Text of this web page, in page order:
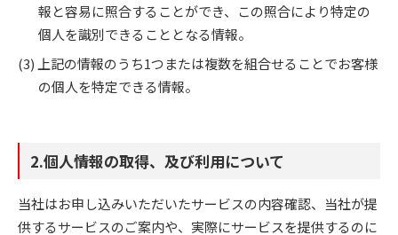
報と容易に照合することができ、この照合により特定の
個人を識別できることとなる情報。
上記の情報のうち1つまたは複数を組合せることでお客様
の個人を特定できる情報。
2.個人情報の取得、及び利用について
当社はお申し込みいただいたサービスの内容確認、当社が提
供するサービスのご案内や、実際にサービスを提供するのに